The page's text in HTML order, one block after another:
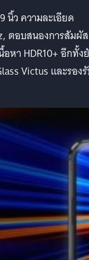
นิ้ว ความละเอียด
ตอบสนองการสัมผัส
หา HDR10+ อีกทั้ง
Victus และรอง